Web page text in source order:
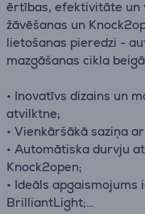
ērtības, efektivitāte un
žāvēšanas un
lietošanas pieredzi -
mazgāšanas cikla
• Inovatīvs dizains un
atvilktne;
• Vienkāršākā saziņa
• Automātiska durvju
Knock2open;
• Ideāls
BrilliantLight;